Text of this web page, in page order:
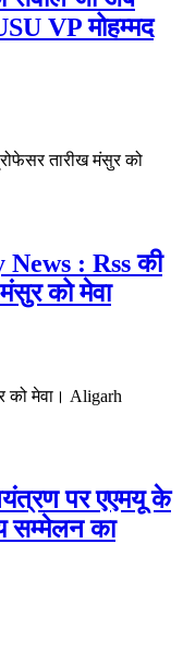
VP मोहम्मद
तारीख मंसुर को
: Rss की
को मेवा
को मेवा। Aligarh
पर एएमयू के
सम्मेलन का